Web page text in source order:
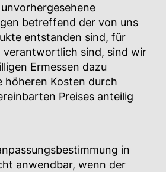
betreffend der von uns
entstanden sind, für
sind, sind wir
Ermessen dazu
höheren Kosten durch
Preises anteilig
in
anwendbar, wenn der